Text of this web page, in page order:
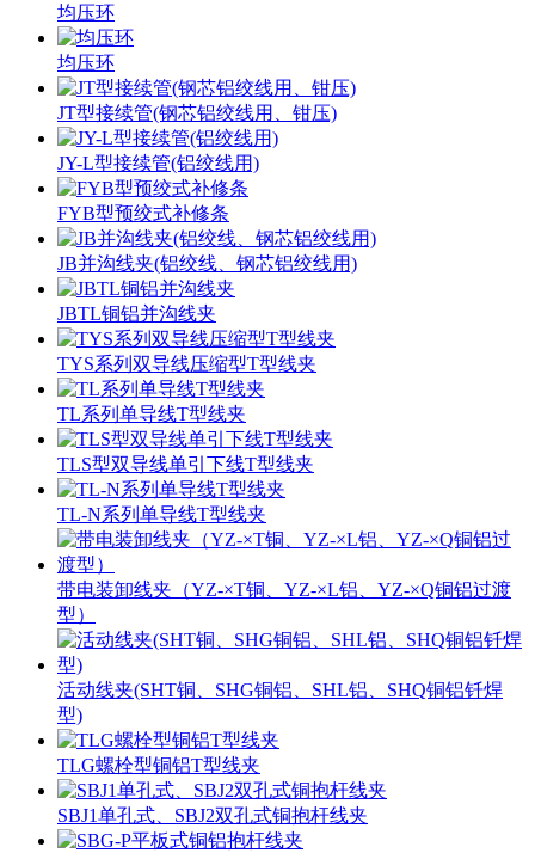
均压环
均压环
JT型接续管(钢芯铝绞线用、钳压)
JY-L型接续管(铝绞线用)
FYB型预绞式补修条
JB并沟线夹(铝绞线、钢芯铝绞线用)
JBTL铜铝并沟线夹
TYS系列双导线压缩型T型线夹
TL系列单导线T型线夹
TLS型双导线单引下线T型线夹
TL-N系列单导线T型线夹
带电装卸线夹（YZ-×T铜、YZ-×L铝、YZ-×Q铜铝过渡
型）
活动线夹(SHT铜、SHG铜铝、SHL铝、SHQ铜铝钎焊
型)
TLG螺栓型铜铝T型线夹
SBJ1单孔式、SBJ2双孔式铜抱杆线夹